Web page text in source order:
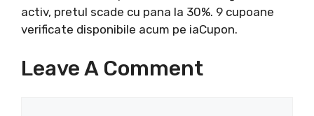
activ, pretul scade cu pana la 30%. 9 cupoane
verificate disponibile acum pe iaCupon.
Leave A Comment